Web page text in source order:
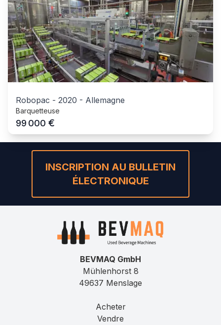
Robopac - 2020 - Allemagne
Barquetteuse
99 000 €
INSCRIPTION AU BULLETIN
ÉLECTRONIQUE
BEVMAQ GmbH
Mühlenhorst 8
49637 Menslage
Acheter
Vendre